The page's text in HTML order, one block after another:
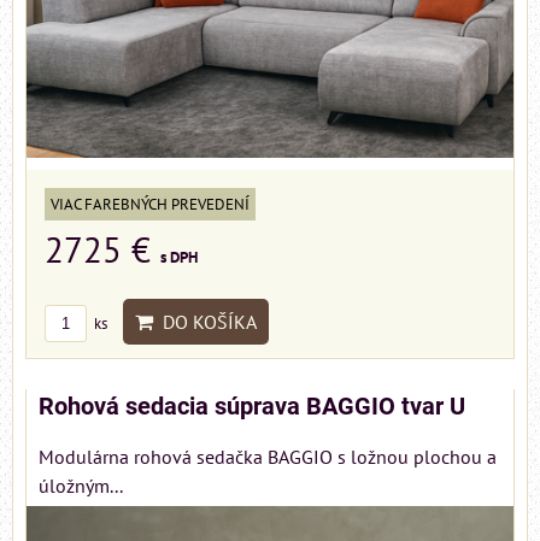
VIAC FAREBNÝCH PREVEDENÍ
2725 € s DPH
ks DO KOŠÍKA
Rohová sedacia súprava BAGGIO tvar U
Modulárna rohová sedačka BAGGIO s ložnou plochou a
úložným...